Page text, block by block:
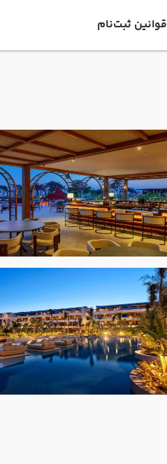
قوانین ثبت‌نام